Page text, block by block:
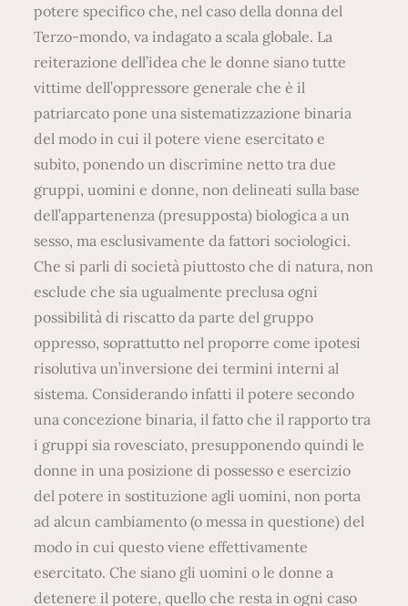
potere specifico che, nel caso della donna del
Terzo-mondo, va indagato a scala globale. La
reiterazione dell’idea che le donne siano tutte
vittime dell’oppressore generale che è il
patriarcato pone una sistematizzazione binaria
del modo in cui il potere viene esercitato e
subìto, ponendo un discrimine netto tra due
gruppi, uomini e donne, non delineati sulla base
dell’appartenenza (presupposta) biologica a un
sesso, ma esclusivamente da fattori sociologici.
Che si parli di società piuttosto che di natura, non
esclude che sia ugualmente preclusa ogni
possibilità di riscatto da parte del gruppo
oppresso, soprattutto nel proporre come ipotesi
risolutiva un’inversione dei termini interni al
sistema. Considerando infatti il potere secondo
una concezione binaria, il fatto che il rapporto tra
i gruppi sia rovesciato, presupponendo quindi le
donne in una posizione di possesso e esercizio
del potere in sostituzione agli uomini, non porta
ad alcun cambiamento (o messa in questione) del
modo in cui questo viene effettivamente
esercitato. Che siano gli uomini o le donne a
detenere il potere, quello che resta in ogni caso